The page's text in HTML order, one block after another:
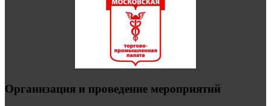
Организация и проведение мероприятий